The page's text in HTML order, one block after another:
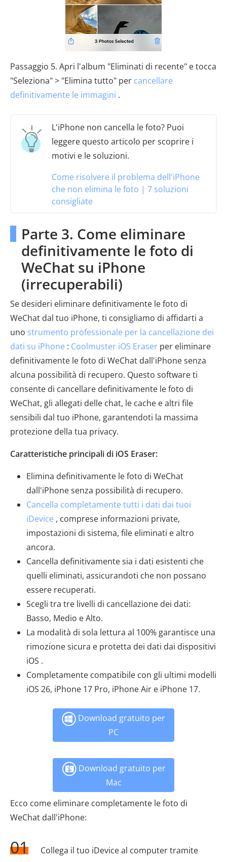
Passaggio 5. Apri l'album "Eliminati di recente" e tocca
"Seleziona" > "Elimina tutto" per cancellare
definitivamente le immagini .
L'iPhone non cancella le foto? Puoi
leggere questo articolo per scoprire i
motivi e le soluzioni.
Come risolvere il problema dell'iPhone
che non elimina le foto | 7 soluzioni
consigliate
Parte 3. Come eliminare
definitivamente le foto di
WeChat su iPhone
(irrecuperabili)
Se desideri eliminare definitivamente le foto di
WeChat dal tuo iPhone, ti consigliamo di affidarti a
uno strumento professionale per la cancellazione dei
dati su iPhone : Coolmuster iOS Eraser per eliminare
definitivamente le foto di WeChat dall'iPhone senza
alcuna possibilità di recupero. Questo software ti
consente di cancellare definitivamente le foto di
WeChat, gli allegati delle chat, le cache e altri file
sensibili dal tuo iPhone, garantendoti la massima
protezione della tua privacy.
Caratteristiche principali di iOS Eraser:
Elimina definitivamente le foto di WeChat
dall'iPhone senza possibilità di recupero.
Cancella completamente tutti i dati dai tuoi
iDevice , comprese informazioni private,
impostazioni di sistema, file eliminati e altro
ancora.
Cancella definitivamente sia i dati esistenti che
quelli eliminati, assicurandoti che non possano
essere recuperati.
Scegli tra tre livelli di cancellazione dei dati:
Basso, Medio e Alto.
La modalità di sola lettura al 100% garantisce una
rimozione sicura e protetta dei dati dai dispositivi
iOS .
Completamente compatibile con gli ultimi modelli
iOS 26, iPhone 17 Pro, iPhone Air e iPhone 17.
Download gratuito per
PC
Download gratuito per
Mac
Ecco come eliminare completamente le foto di
WeChat dall'iPhone:
01 Collega il tuo iDevice al computer tramite